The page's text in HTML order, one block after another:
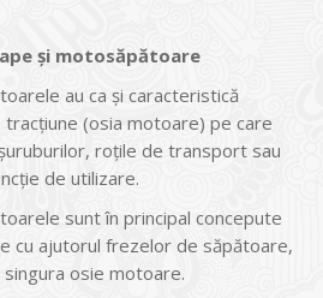
şi motosăpătoare
au ca şi caracteristică
(osia motoare) pe care
roţile de transport sau
de utilizare.
sunt în principal concepute
cu ajutorul frezelor de săpătoare,
osie motoare.